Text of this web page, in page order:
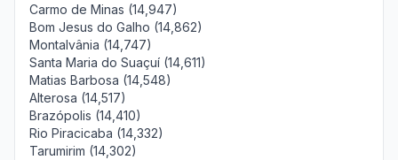
Carmo de Minas (14,947)
Bom Jesus do Galho (14,862)
Montalvânia (14,747)
Santa Maria do Suaçuí (14,611)
Matias Barbosa (14,548)
Alterosa (14,517)
Brazópolis (14,410)
Rio Piracicaba (14,332)
Tarumirim (14,302)